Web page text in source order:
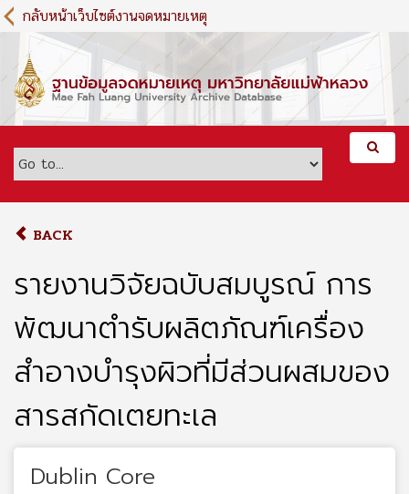
S
k
m
c
กลับหน้าเว็บไซต์งานจดหมายเหตุ
BACK
รายงานวิจัยฉบับสมบูรณ์ การ
พัฒนาตำรับผลิตภัณฑ์เครื่อง
สำอางบำรุงผิวที่มีส่วนผสมของ
สารสกัดเตยทะเล
Dublin Core